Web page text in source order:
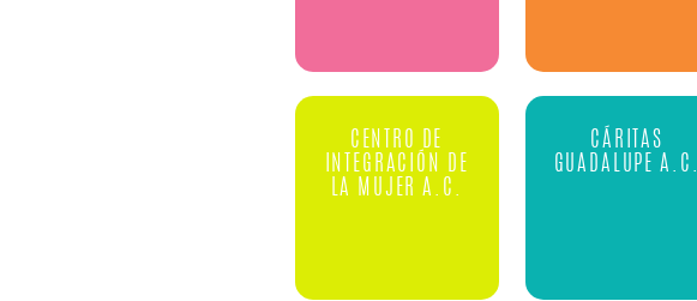
CENTRO DE
INTEGRACIÓN DE
LA MUJER A.C.
CÁRITAS
GUADALUPE A.C.